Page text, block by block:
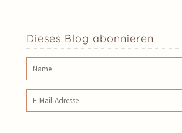
Dieses Blog abonnieren